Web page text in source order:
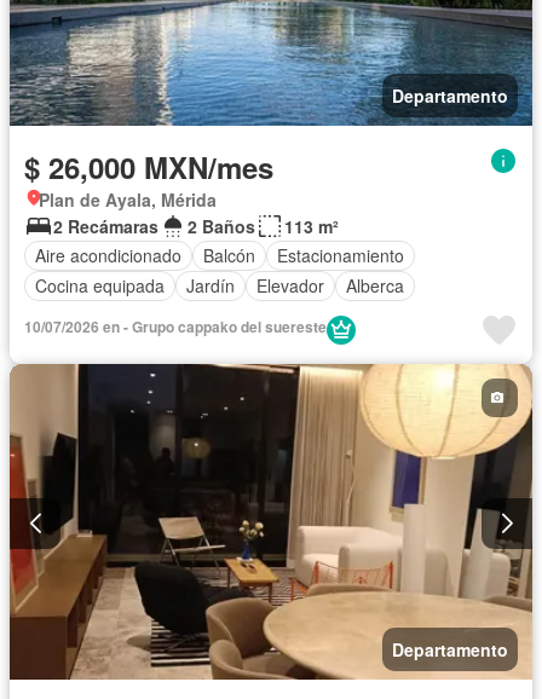
Departamento
$ 26,000 MXN/mes
Plan de Ayala, Mérida
2 Recámaras
2 Baños
113 m²
Aire acondicionado
Balcón
Estacionamiento
Cocina equipada
Jardín Elevador Alberca
10/07/2026 en - Grupo cappako del suereste
Departamento